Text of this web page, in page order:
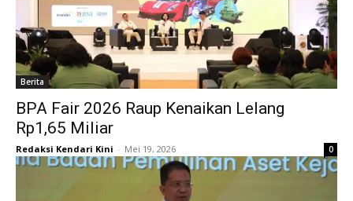
Berita
BPA Fair 2026 Raup Kenaikan Lelang
Rp1,65 Miliar
Redaksi Kendari Kini - Mei 19, 2026 0